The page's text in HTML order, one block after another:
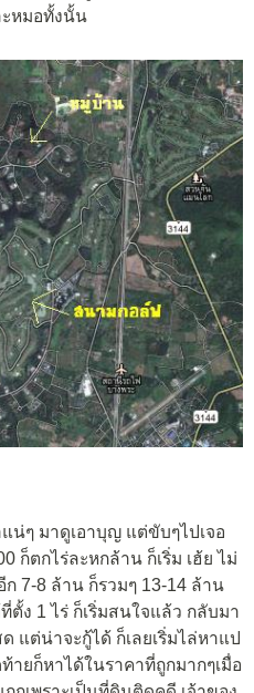
หมอทั้งนั้น
น่ๆ มาดูเอาบุญ แต่ขับๆไปเจอ
ก็ตกไร่ละหกล้าน ก็เริ่ม เฮ้ย ไม่
7-8 ล้าน ก็รวมๆ 13-14 ล้าน
ง 1 ไร่ ก็เริ่มสนใจแล้ว กลับมา
แต่น่าจะกู้ได้ ก็เลยเริ่มไล่หาแป
ายก็หาได้ในราคาที่ถูกมากๆเมื่อ